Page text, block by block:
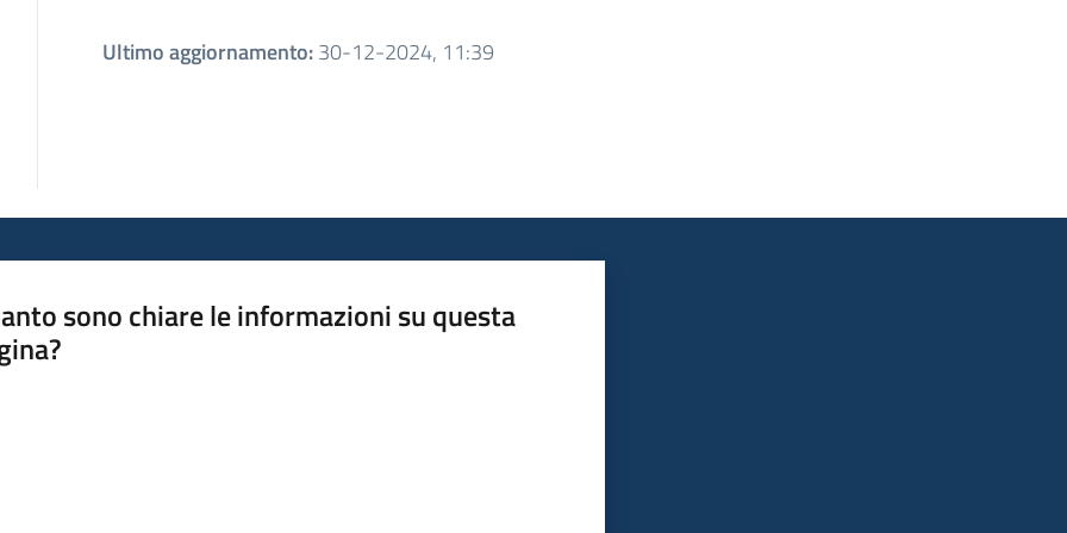
Ultimo aggiornamento:30-12-2024, 11:39
sono chiare le informazioni su questa